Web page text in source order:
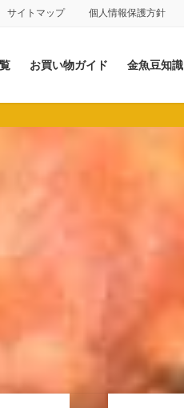
サイトマップ 個人情報保護方針
お買い物ガイド 金魚豆知識